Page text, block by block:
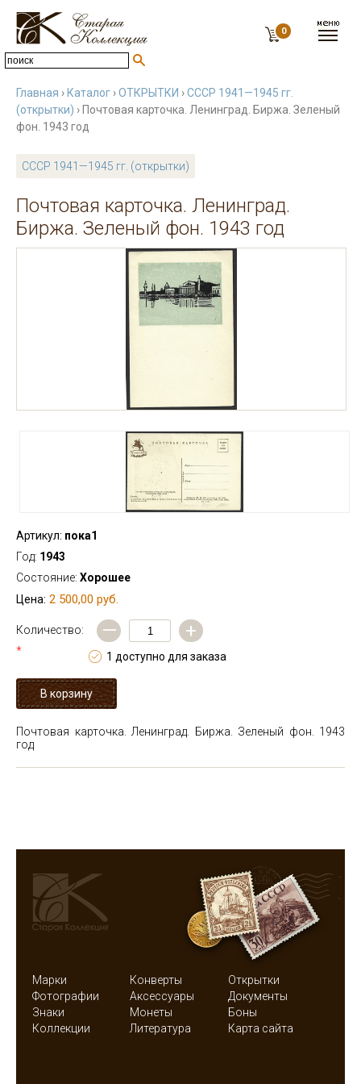
0
Главная › Каталог ›ОТКРЫТКИ ›СССР 1941—1945 гг.
(открытки) › Почтовая карточка. Ленинград. Биржа. Зеленый
фон. 1943 год
СССР 1941—1945 гг. (открытки)
Почтовая карточка. Ленинград.
Биржа. Зеленый фон. 1943 год
Артикул: пока1
Год: 1943
Состояние: Хорошее
Цена: 2 500,00 руб.
Количество:
*
— +
1 доступно для заказа
Почтовая карточка. Ленинград. Биржа. Зеленый фон. 1943
год
Марки Конверты
Открытки
Фотографии
Аксессуары
Документы
Знаки
Монеты
Боны
Коллекции
Литература Карта сайта